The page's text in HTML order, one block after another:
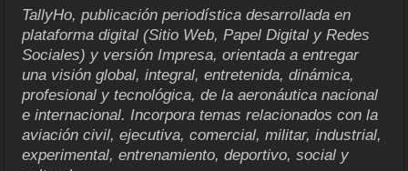
TallyHo, publicación periodística desarrollada en
plataforma digital (Sitio Web, Papel Digital y Redes
Sociales) y versión Impresa, orientada a entregar
una visión global, integral, entretenida, dinámica,
profesional y tecnológica, de la aeronáutica nacional
e internacional. Incorpora temas relacionados con la
aviación civil, ejecutiva, comercial, militar, industrial,
experimental, entrenamiento, deportivo, social y